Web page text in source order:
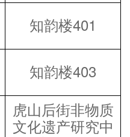
知韵楼401
知韵楼403
虎山后街非物质
文化遗产研究中